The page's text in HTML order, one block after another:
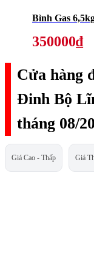
Bình
350000₫
Cửa hàng
Đinh Bộ
tháng 08/
Giá Cao - Thấp Giá